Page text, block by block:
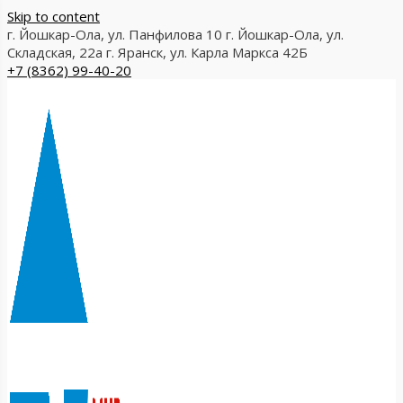
Skip to content
г. Йошкар-Ола, ул. Панфилова 10 г. Йошкар-Ола, ул.
Складская, 22а г. Яранск, ул. Карла Маркса 42Б
+7 (8362) 99-40-20